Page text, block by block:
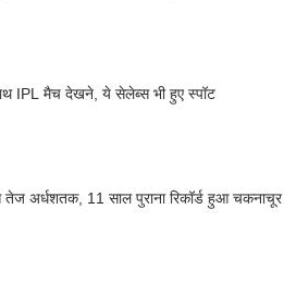
IPL मैच देखने, ये सेलेब्स भी हुए स्पॉट
तेज अर्धशतक, 11 साल पुराना रिकॉर्ड हुआ चकनाचूर